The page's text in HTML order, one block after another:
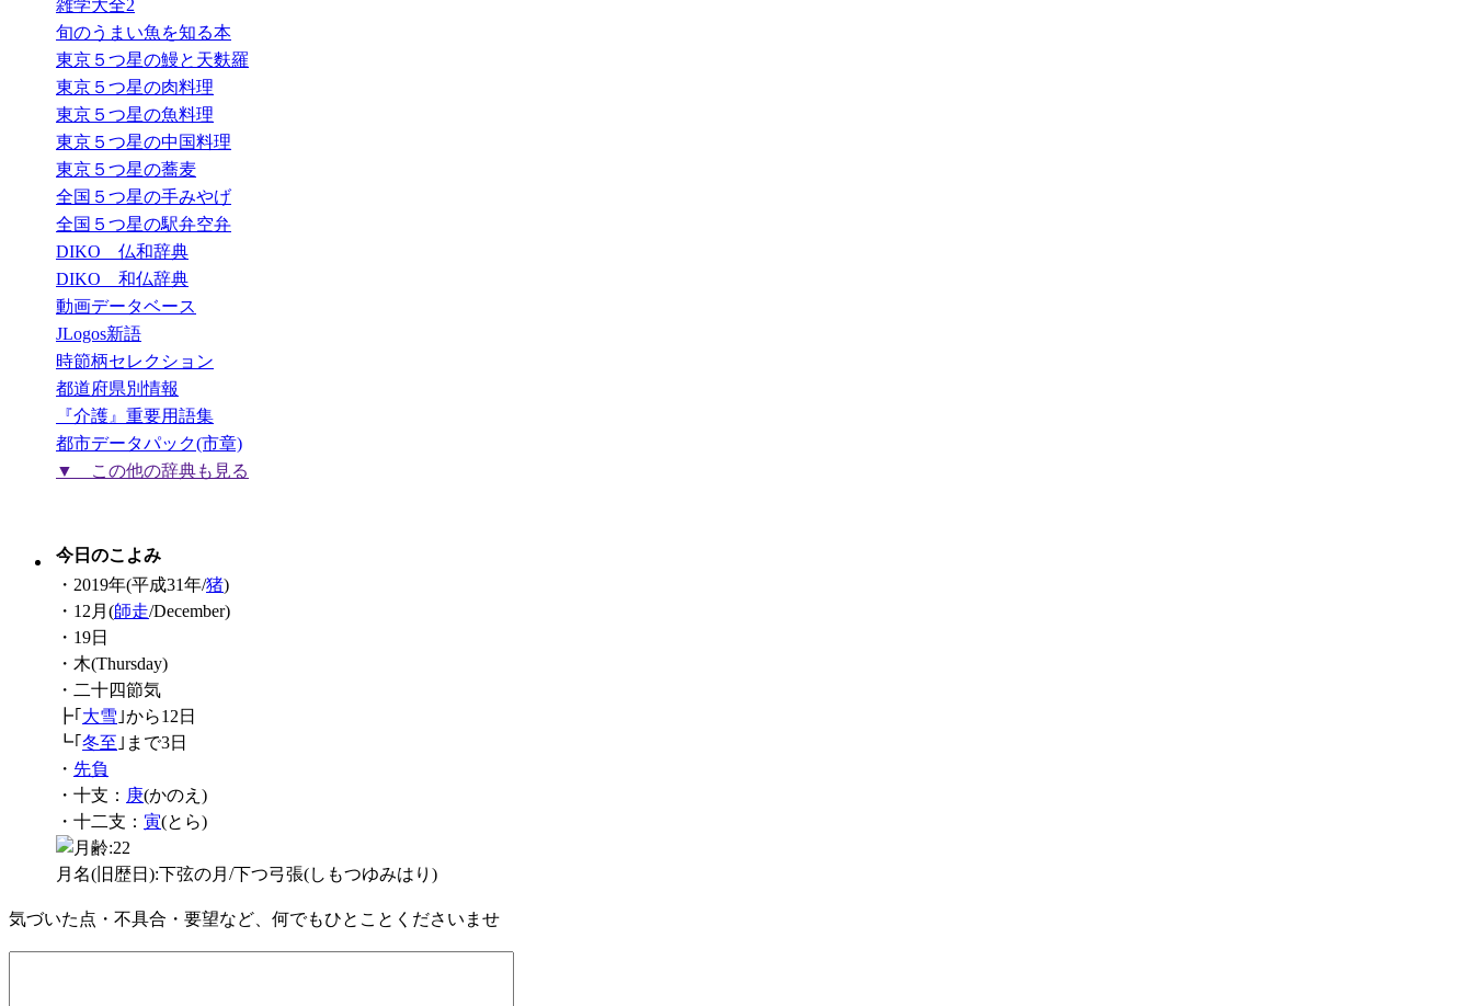
雑学大全2
旬のうまい魚を知る本
東京５つ星の鰻と天麩羅
東京５つ星の肉料理
東京５つ星の魚料理
東京５つ星の中国料理
東京５つ星の蕎麦
全国５つ星の手みやげ
全国５つ星の駅弁空弁
DIKO 仏和辞典
DIKO 和仏辞典
動画データベース
JLogos新語
時節柄セレクション
都道府県別情報
『介護』重要用語集
都市データパック(市章)
▼ この他の辞典も見る
今日のこよみ
・2019年(平成31年/猪)
・12月(師走/December)
・19日
・木(Thursday)
・二十四節気
┣｢ 大雪 ｣から12日
┗｢ 冬至 ｣まで3日
・ 先負
・十支： 庚(かのえ)
・十二支： 寅(とら)
月名(旧歴日):下弦の月/下つ弓張(しもつゆみはり)
気づいた点・不具合・要望など、何でもひとことくださいませ